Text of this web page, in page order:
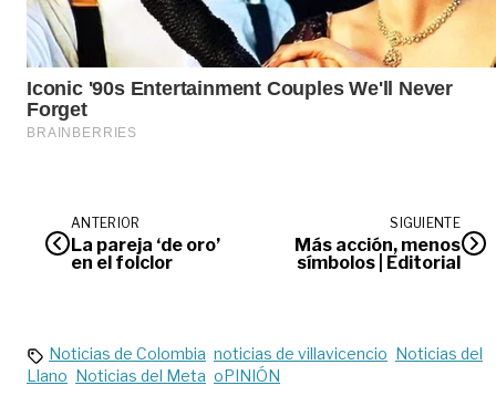
ANTERIOR
La pareja ‘de oro’
en el folclor
SIGUIENTE
Más acción, menos
símbolos | Editorial
Noticias de Colombia noticias de villavicencio Noticias del
Llano Noticias del Meta oPINIÓN